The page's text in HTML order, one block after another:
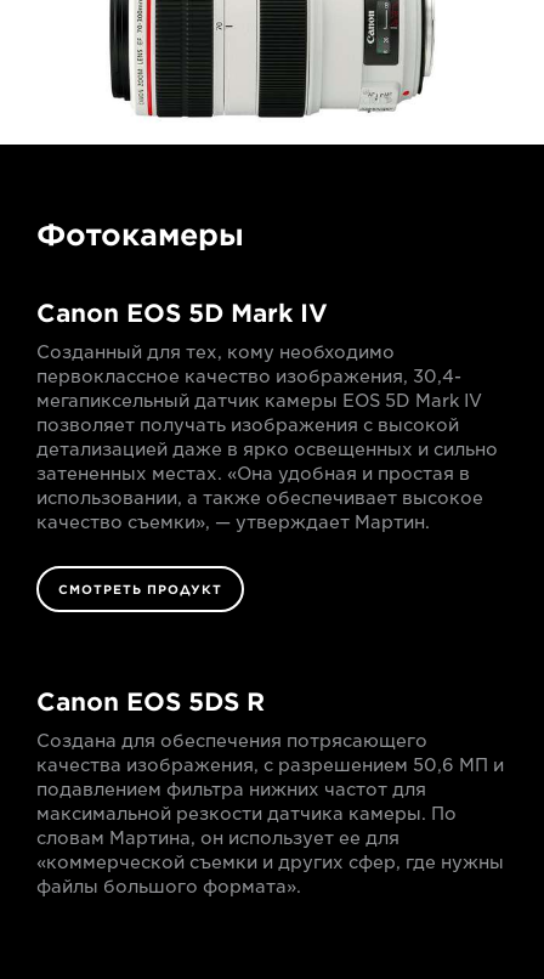
Фотокамеры
Canon EOS 5D Mark IV
Созданный для тех, кому необходимо
первоклассное качество изображения, 30,4-
мегапиксельный датчик камеры EOS 5D Mark IV
позволяет получать изображения с высокой
детализацией даже в ярко освещенных и сильно
затененных местах. «Она удобная и простая в
использовании, а также обеспечивает высокое
качество съемки», — утверждает Мартин.
СМОТРЕТЬ ПРОДУКТ
Canon EOS 5DS R
Создана для обеспечения потрясающего
качества изображения, с разрешением 50,6 МП и
подавлением фильтра нижних частот для
максимальной резкости датчика камеры. По
словам Мартина, он использует ее для
«коммерческой съемки и других сфер, где нужны
файлы большого формата».